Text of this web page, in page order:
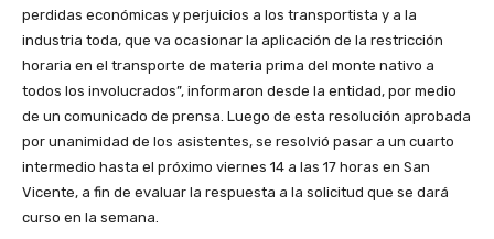
perdidas económicas y perjuicios a los transportista y a la
industria toda, que va ocasionar la aplicación de la restricción
horaria en el transporte de materia prima del monte nativo a
todos los involucrados”, informaron desde la entidad, por medio
de un comunicado de prensa. Luego de esta resolución aprobada
por unanimidad de los asistentes, se resolvió pasar a un cuarto
intermedio hasta el próximo viernes 14 a las 17 horas en San
Vicente, a fin de evaluar la respuesta a la solicitud que se dará
curso en la semana.